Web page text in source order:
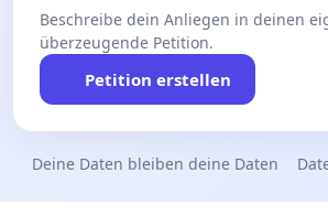
Beschreibe dein Anliegen in deinen
überzeugende Petition.
Petition erstellen
Deine Daten bleiben deine Daten